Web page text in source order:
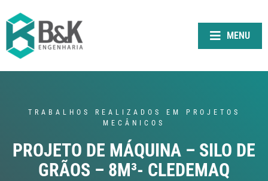
MENU
TRABALHOS REALIZADOS EM PROJETOS
MECÂNICOS
PROJETO DE MÁQUINA – SILO DE
GRÃOS – 8M³- CLEDEMAQ